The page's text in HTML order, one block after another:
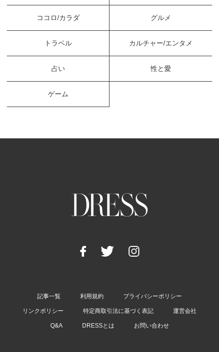
ココロ/カラダ グルメ
トラベル カルチャー/エンタメ
占い 性と愛
ゲーム
記事一覧 利用規約 プライバシーポリシー
リンクポリシー 特定商取引法に基づく表記 運営会社
Q&A DRESSとは お問い合わせ